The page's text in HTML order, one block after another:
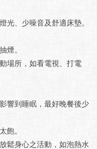
光、少噪音及舒適床墊。
煙。
場所，如看電視、打電
響到睡眠，最好晚餐後少
飽。
鬆身心之活動，如泡熱水